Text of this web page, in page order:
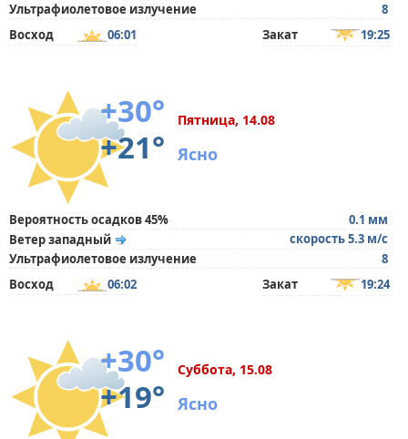
Ультрафиолетовое излучение
8
Восход
06:01 Закат 19:25
+30°
+21°
Пятница, 14.08
Ясно
Вероятность осадков 45%
0.1 мм
Ветер западный
скорость 5.3 м/с
Ультрафиолетовое излучение
8
Восход
06:02 Закат 19:24
+30°
+19°
Суббота, 15.08
Ясно